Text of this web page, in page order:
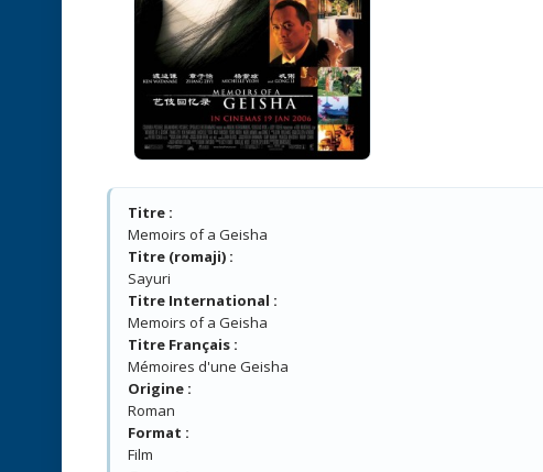
Titre :
Memoirs of a Geisha
Titre (romaji) :
Sayuri
Titre International :
Memoirs of a Geisha
Titre Français :
Mémoires d'une Geisha
Origine :
Roman
Format :
Film